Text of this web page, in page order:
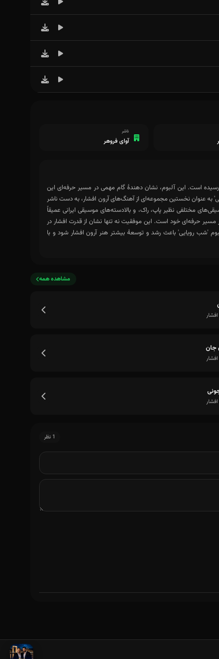
ناشر
آوای فروهر
است. این آلبوم، نشان دهندهٔ گام مهمی در مسیر حرفه‌ای این
به عنوان نخستین مجموعه‌ای از آهنگ‌های آرون افشار، به دست ناشر
مختلفی نظیر پاپ، راک، و بالادسته‌های موسیقی ایرانی عمیقاً
مسیر حرفه‌ای خود است. این موفقیت نه تنها نشان از قدرت افشار در
'شب رویایی' باعث رشد و توسعهٔ بیشتر هنر آرون افشار شود و با
مشاهده همه
جان
1 نظر